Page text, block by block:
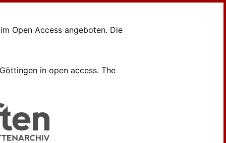
Open Access angeboten. Die
in open access. The